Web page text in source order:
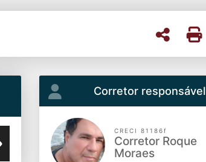
Corretor responsável
CRECI 81186f
Corretor Roque
Moraes